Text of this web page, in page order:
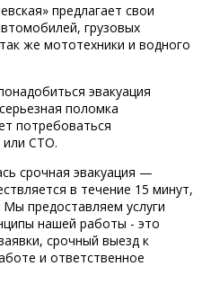
предлагает свои
грузовых
же мототехники и водного
эвакуация
поломка
потребоваться
или СТО.
срочная эвакуация —
в течение 15 минут,
предоставляем услуги
нашей работы - это
срочный выезд к
и ответственное